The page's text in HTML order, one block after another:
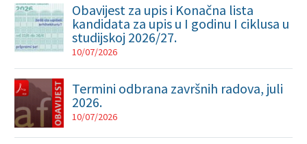
Obavijest za upis i Konačna lista
kandidata za upis u I godinu I ciklusa u
studijskoj 2026/27.
10/07/2026
Termini odbrana završnih radova, juli
2026.
10/07/2026